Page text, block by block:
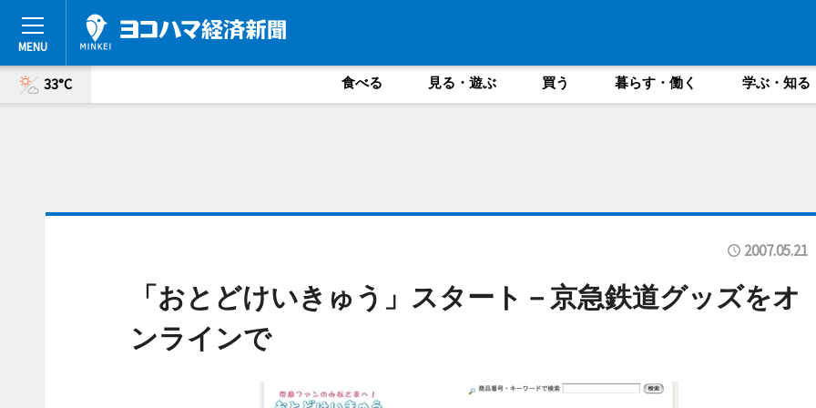
33°C 食べる 見る・遊ぶ 買う 暮らす・働く 学ぶ・知る
2007.05.21
「おとどけいきゅう」スタート－京急鉄道グッズをオ
ンラインで